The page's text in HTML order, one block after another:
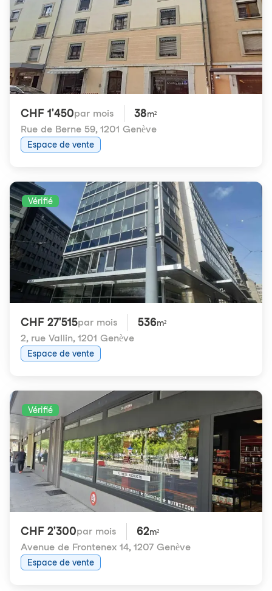
CHF 1'450par mois 38m²
Rue de Berne 59, 1201 Genève
Espace de vente
Vérifié
CHF 27'515par mois 536m²
2, rue Vallin, 1201 Genève
Espace de vente
Vérifié
CHF 2'300par mois 62m²
Avenue de Frontenex 14, 1207 Genève
Espace de vente